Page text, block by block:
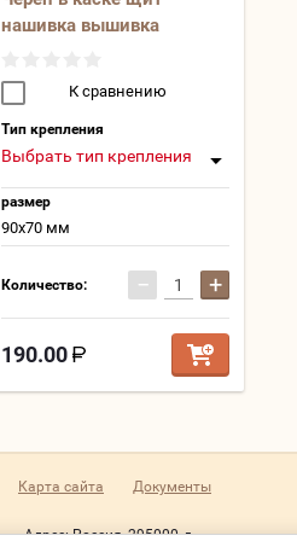
нашивка вышивка
К сравнению
Тип крепления
Выбрать тип крепления
размер
90х70 мм
Количество: − +
190.00
Карта сайта Документы
Адрес:Россия, 295000, г.